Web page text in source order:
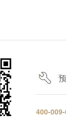
400-